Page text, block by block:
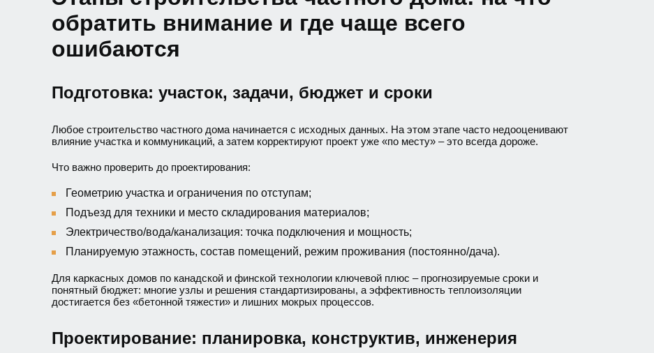
обратить внимание и где чаще всего
ошибаются
Подготовка: участок, задачи, бюджет и сроки
Любое строительство частного дома начинается с исходных данных. На этом этапе часто недооценивают
влияние участка и коммуникаций, а затем корректируют проект уже «по месту» – это всегда дороже.
Что важно проверить до проектирования:
Геометрию участка и ограничения по отступам;
Подъезд для техники и место складирования материалов;
Электричество/вода/канализация: точка подключения и мощность;
Планируемую этажность, состав помещений, режим проживания (постоянно/дача).
Для каркасных домов по канадской и финской технологии ключевой плюс – прогнозируемые сроки и
понятный бюджет: многие узлы и решения стандартизированы, а эффективность теплоизоляции
достигается без «бетонной тяжести» и лишних мокрых процессов.
Проектирование: планировка, конструктив, инженерия